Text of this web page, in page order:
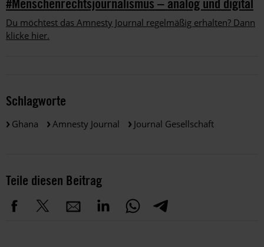
Du möchtest das Amnesty Journal regelmäßig erhalten? Dann
klicke hier.
Schlagworte
Ghana Amnesty Journal Journal Gesellschaft
Teile diesen Beitrag